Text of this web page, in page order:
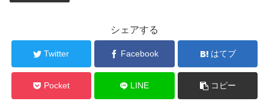
シェアする
Twitter Facebook はてブ
Pocket LINE コピー